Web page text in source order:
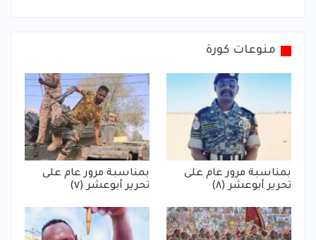
منوعات كورة
بمناسبة مرور عام على
تحرير أبوعشر (٨)
بمناسبة مرور عام على
تحرير أبوعشر (٧)